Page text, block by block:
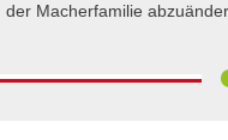
der Macherfamilie